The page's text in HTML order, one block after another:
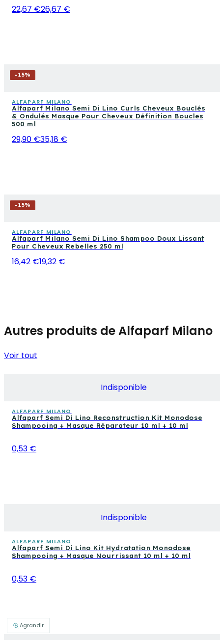
Agrandir
22,67 €26,67 €
-15%
ALFAPARF MILANO
Alfaparf Milano Semi Di Lino Curls Cheveux Bouclés
& Ondulés Masque Pour Cheveux Définition Boucles
500 ml
29,90 €35,18 €
-15%
ALFAPARF MILANO
Alfaparf Milano Semi Di Lino Shampoo Doux Lissant
Pour Cheveux Rebelles 250 ml
16,42 €19,32 €
Autres produits de Alfaparf Milano
Voir tout
Indisponible
ALFAPARF MILANO
Alfaparf Semi Di Lino Reconstruction Kit Monodose
Shampooing + Masque Réparateur 10 ml + 10 ml
0,53 €
Indisponible
ALFAPARF MILANO
Alfaparf Semi Di Lino Kit Hydratation Monodose
Shampooing + Masque Nourrissant 10 ml + 10 ml
0,53 €